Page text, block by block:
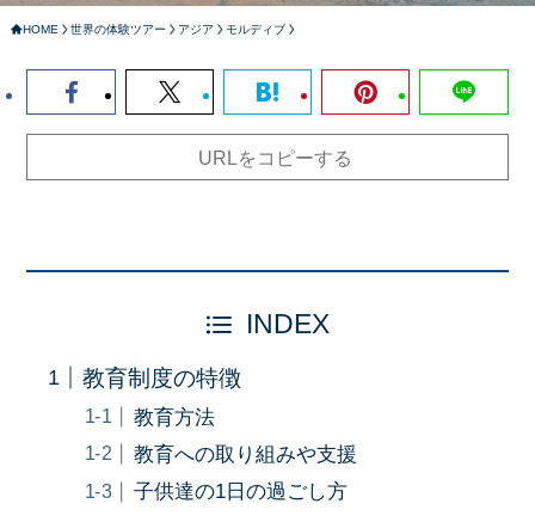
HOME 世界の体験ツアー アジア モルディブ
URLをコピーする
INDEX
教育制度の特徴
教育方法
教育への取り組みや支援
子供達の1日の過ごし方